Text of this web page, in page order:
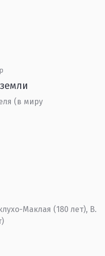
(в миру
Маклая (180 лет), В.